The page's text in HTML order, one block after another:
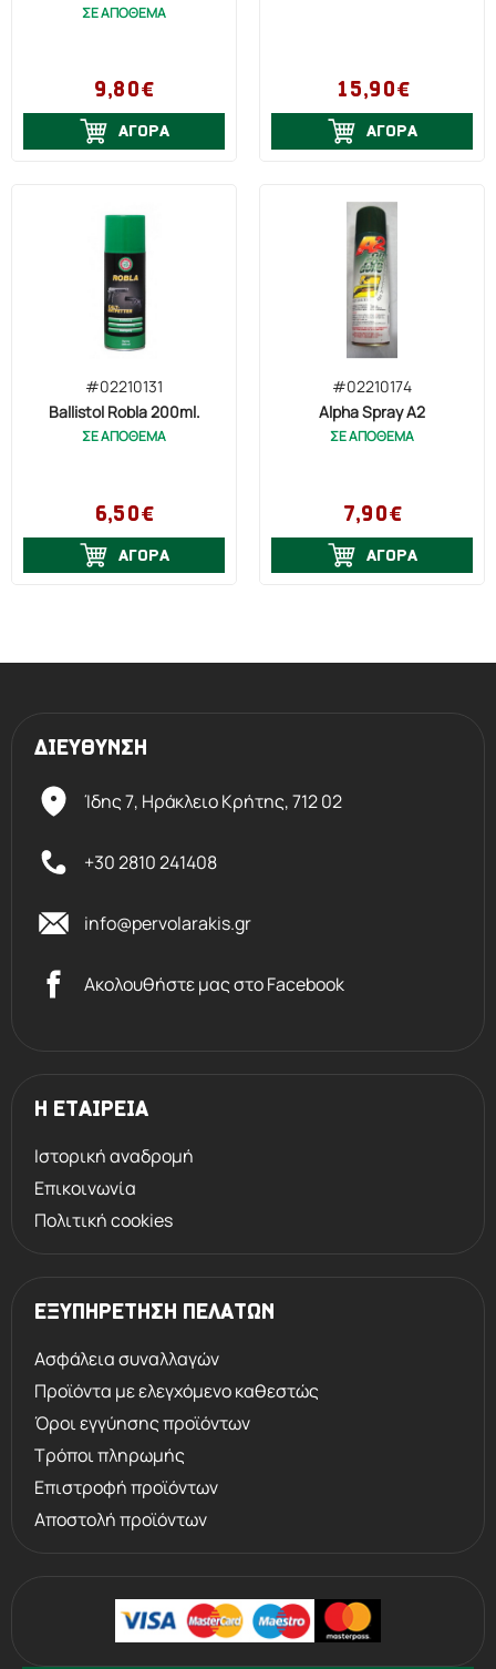
ΣΕ ΑΠΟΘΕΜΑ
9,80€
ΑΓΟΡΑ
15,90€
ΑΓΟΡΑ
#02210131
Ballistol Robla 200ml.
ΣΕ ΑΠΟΘΕΜΑ
6,50€
ΑΓΟΡΑ
#02210174
Alpha Spray A2
ΣΕ ΑΠΟΘΕΜΑ
7,90€
ΑΓΟΡΑ
ΔΙΕΥΘΥΝΣΗ
Ίδης 7, Ηράκλειο Kρήτης,712 02
+30 2810 241408
info@pervolarakis.gr
Ακολουθήστε μας στο Facebook
Η ΕΤΑΙΡΕΙΑ
Ιστορική αναδρομή
Επικοινωνία
Πολιτική cookies
ΕΞΥΠΗΡΕΤΗΣΗ ΠΕΛΑΤΩΝ
Ασφάλεια συναλλαγών
Προϊόντα με ελεγχόμενο καθεστώς
Όροι εγγύησης προϊόντων
Τρόποι πληρωμής
Επιστροφή προϊόντων
Αποστολή προϊόντων